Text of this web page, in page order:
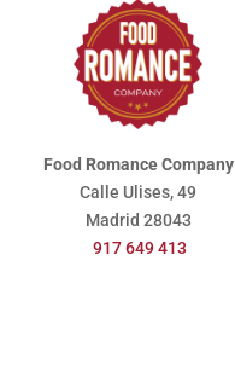
Food Romance Company
Calle Ulises, 49
Madrid 28043
917 649 413